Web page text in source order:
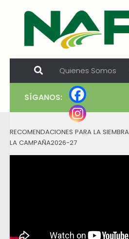
Skip to content
Quienes Somos
SÍGANOS:
RECOMENDACIONES PARA LA
LA CAMPAÑA2026-27